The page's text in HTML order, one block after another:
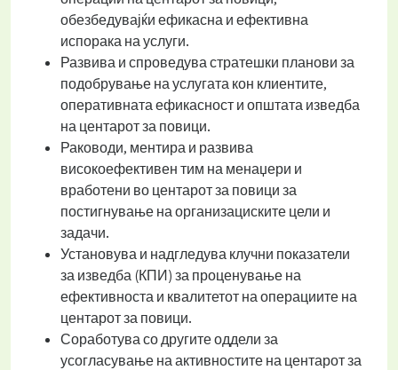
обезбедувајќи ефикасна и ефективна
испорака на услуги.
Развива и спроведува стратешки планови за
подобрување на услугата кон клиентите,
оперативната ефикасност и општата изведба
на центарот за повици.
Раководи, ментира и развива
високоефективен тим на менаџери и
вработени во центарот за повици за
постигнување на организациските цели и
задачи.
Установува и надгледува клучни показатели
за изведба (КПИ) за проценување на
ефективноста и квалитетот на операциите на
центарот за повици.
Соработува со другите оддели за
усогласување на активностите на центарот за